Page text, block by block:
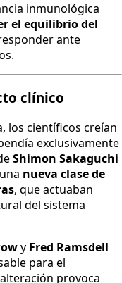
inmunológica
el equilibrio del
ante
clínico
los científicos creían
exclusivamente
Shimon Sakaguchi
nueva clase de
, que actuaban
del sistema
y Fred Ramsdell
para el
provoca